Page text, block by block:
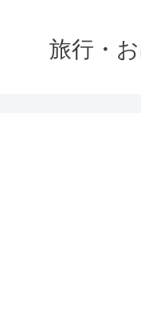
旅行・